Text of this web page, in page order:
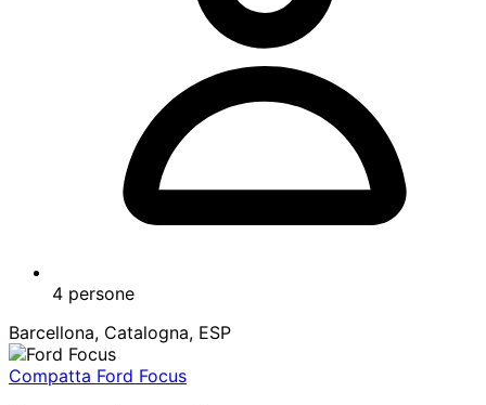
4 persone
Barcellona, Catalogna, ESP
Compatta Ford Focus